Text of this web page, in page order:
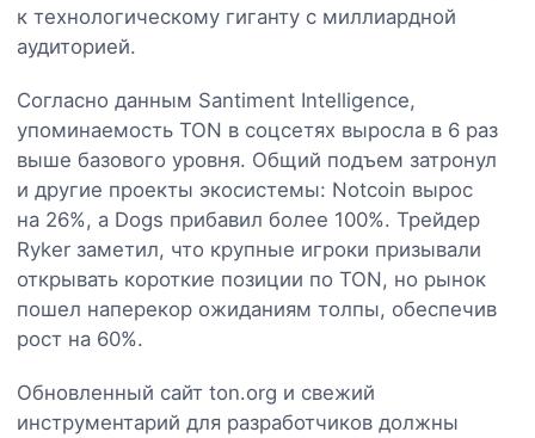
к технологическому гиганту с миллиардной
аудиторией.
Согласно данным Santiment Intelligence,
упоминаемость TON в соцсетях выросла в 6 раз
выше базового уровня. Общий подъем затронул
и другие проекты экосистемы: Notcoin вырос
на 26%, а Dogs прибавил более 100%. Трейдер
Ryker заметил, что крупные игроки призывали
открывать короткие позиции по TON, но рынок
пошел наперекор ожиданиям толпы, обеспечив
рост на 60%.
Обновленный сайт ton.org и свежий
инструментарий для разработчиков должны